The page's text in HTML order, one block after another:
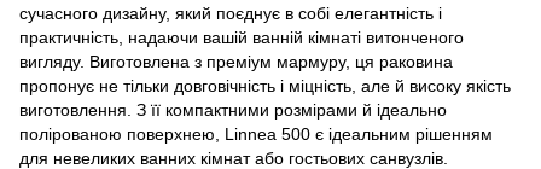
сучасного дизайну, який поєднує в собі елегантність і
практичність, надаючи вашій ванній кімнаті витонченого
вигляду. Виготовлена з преміум мармуру, ця раковина
пропонує не тільки довговічність і міцність, але й високу якість
виготовлення. З її компактними розмірами й ідеально
полірованою поверхнею, Linnea 500 є ідеальним рішенням
для невеликих ванних кімнат або гостьових санвузлів.